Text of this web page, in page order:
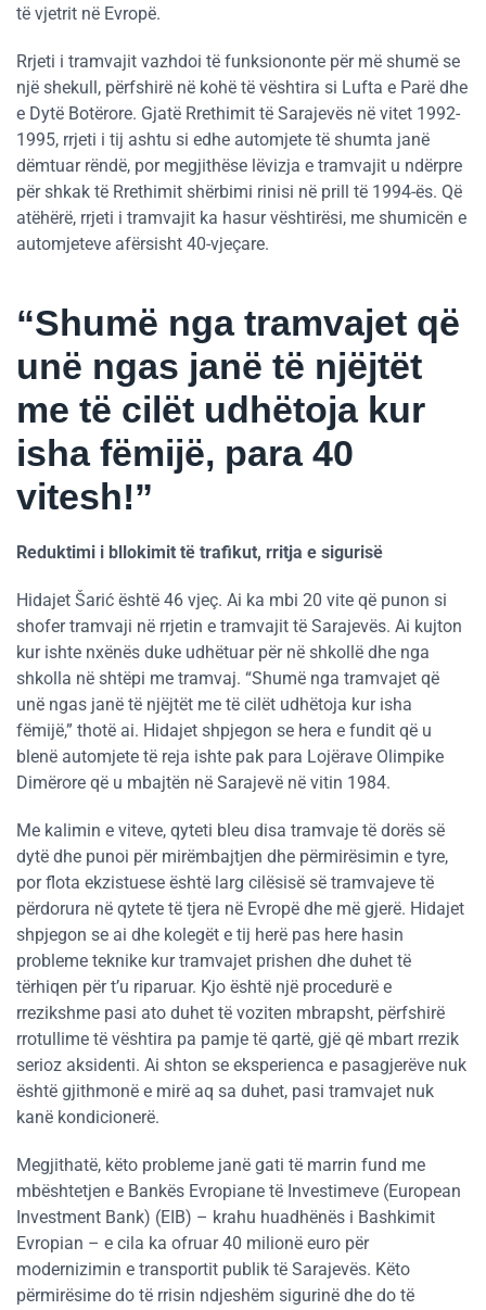
të vjetrit në Evropë.
Rrjeti i tramvajit vazhdoi të funksiononte për më shumë se
një shekull, përfshirë në kohë të vështira si Lufta e Parë dhe
e Dytë Botërore. Gjatë Rrethimit të Sarajevës në vitet 1992-
1995, rrjeti i tij ashtu si edhe automjete të shumta janë
dëmtuar rëndë, por megjithëse lëvizja e tramvajit u ndërpre
për shkak të Rrethimit shërbimi rinisi në prill të 1994-ës. Që
atëhërë, rrjeti i tramvajit ka hasur vështirësi, me shumicën e
automjeteve afërsisht 40-vjeçare.
“Shumë nga tramvajet që
unë ngas janë të njëjtët
me të cilët udhëtoja kur
isha fëmijë, para 40
vitesh!”
Reduktimi i bllokimit të trafikut, rritja e sigurisë
Hidajet Šarić është 46 vjeç. Ai ka mbi 20 vite që punon si
shofer tramvaji në rrjetin e tramvajit të Sarajevës. Ai kujton
kur ishte nxënës duke udhëtuar për në shkollë dhe nga
shkolla në shtëpi me tramvaj. “Shumë nga tramvajet që
unë ngas janë të njëjtët me të cilët udhëtoja kur isha
fëmijë,” thotë ai. Hidajet shpjegon se hera e fundit që u
blenë automjete të reja ishte pak para Lojërave Olimpike
Dimërore që u mbajtën në Sarajevë në vitin 1984.
Me kalimin e viteve, qyteti bleu disa tramvaje të dorës së
dytë dhe punoi për mirëmbajtjen dhe përmirësimin e tyre,
por flota ekzistuese është larg cilësisë së tramvajeve të
përdorura në qytete të tjera në Evropë dhe më gjerë. Hidajet
shpjegon se ai dhe kolegët e tij herë pas here hasin
probleme teknike kur tramvajet prishen dhe duhet të
tërhiqen për t’u riparuar. Kjo është një procedurë e
rrezikshme pasi ato duhet të voziten mbrapsht, përfshirë
rrotullime të vështira pa pamje të qartë, gjë që mbart rrezik
serioz aksidenti. Ai shton se eksperienca e pasagjerëve nuk
është gjithmonë e mirë aq sa duhet, pasi tramvajet nuk
kanë kondicionerë.
Megjithatë, këto probleme janë gati të marrin fund me
mbështetjen e Bankës Evropiane të Investimeve (European
Investment Bank) (EIB) – krahu huadhënës i Bashkimit
Evropian – e cila ka ofruar 40 milionë euro për
modernizimin e transportit publik të Sarajevës. Këto
përmirësime do të rrisin ndjeshëm sigurinë dhe do të